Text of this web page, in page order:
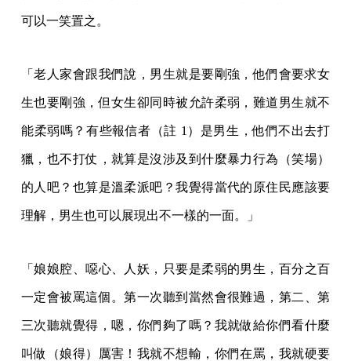
可以一笑置之。
「老人家會跟我們說，男生就是要剛強，他們會要求女
生也要剛強，但女生卻同時被允許柔弱，難道男生就不
能柔弱嗎？有些報信者（註 1）是男生，他們不出去打
獵，也不打仗，就算是沒涉及到什麼暴力行為（笑場）
的人吧？也算是溫柔派吧？我覺得當代的原住民應該要
理解，男生也可以展現出不一樣的一面。」
「娘娘腔、噁心、人妖，只要是柔弱的男生，百分之百
一定會被罵這個。第一次聽到當然會很難過，第二、第
三次聽就覺得，嗯，你們夠了嗎？我就做給你們看什麼
叫做（娘得）厲害！我就不想輸，你們在罵，我就硬要